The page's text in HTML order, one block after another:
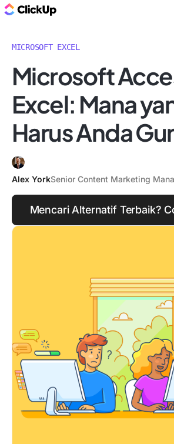
MICROSOFT EXCEL
Microsoft
Excel: Mana
Harus Anda
Alex YorkSenior Content Marketing
Mencari Alternatif Terbaik?